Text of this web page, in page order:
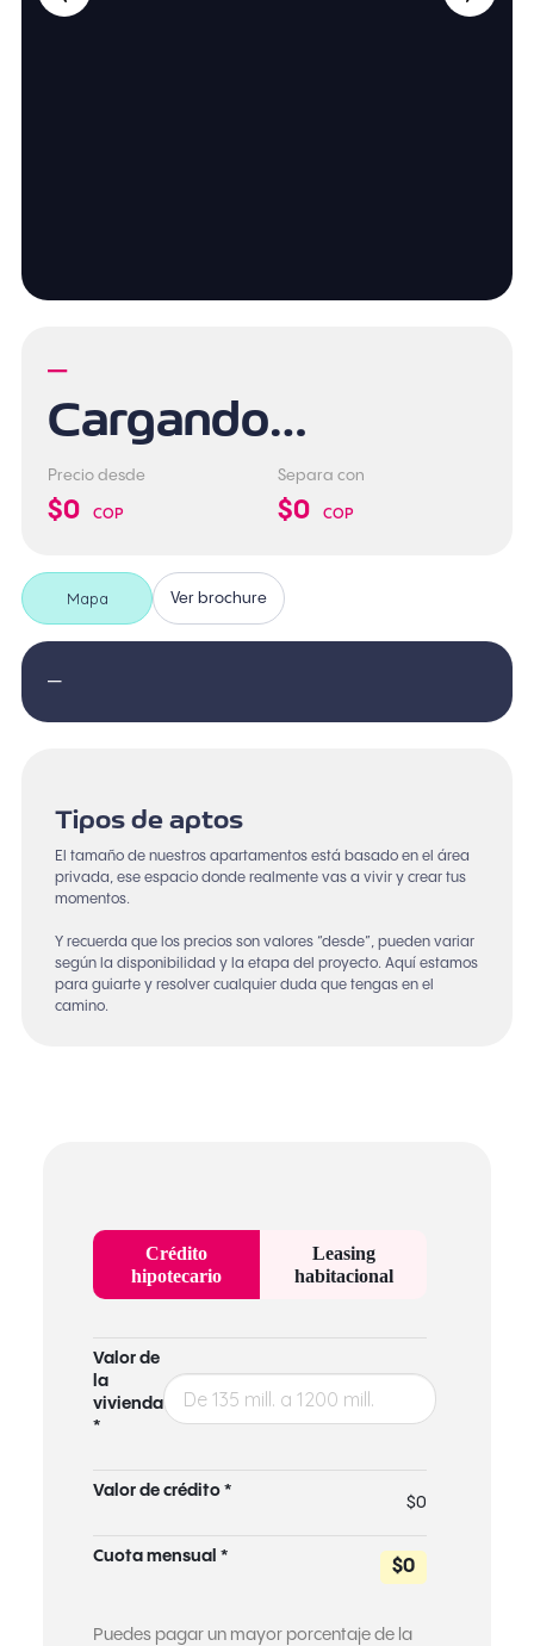
—
Cargando…
Precio desde
$0 COP
Separa con
$0 COP
Mapa Ver brochure
—
Tipos de aptos
El tamaño de nuestros apartamentos está basado en el área
privada, ese espacio donde realmente vas a vivir y crear tus
momentos.
Y recuerda que los precios son valores “desde”, pueden variar
según la disponibilidad y la etapa del proyecto. Aquí estamos
para guiarte y resolver cualquier duda que tengas en el
camino.
Crédito
hipotecario
Leasing
habitacional
Valor de
la
vivienda
*
Valor de crédito *
$0
Cuota mensual *
$0
Puedes pagar un mayor porcentaje de la